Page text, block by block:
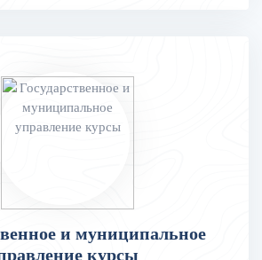
и муниципальное
курсы